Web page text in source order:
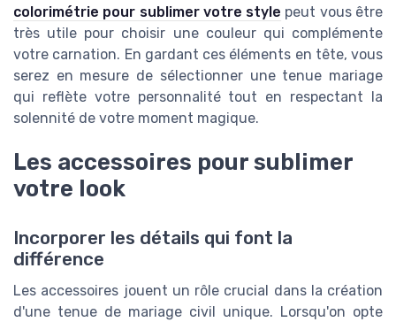
colorimétrie pour sublimer votre style peut vous être
très utile pour choisir une couleur qui complémente
votre carnation. En gardant ces éléments en tête, vous
serez en mesure de sélectionner une tenue mariage
qui reflète votre personnalité tout en respectant la
solennité de votre moment magique.
Les accessoires pour sublimer
votre look
Incorporer les détails qui font la
différence
Les accessoires jouent un rôle crucial dans la création
d'une tenue de mariage civil unique. Lorsqu'on opte